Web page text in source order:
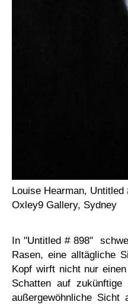
Louise Hearman,
Oxley9 Gallery, Sydney
In "Untitled # 898"
Rasen, eine alltägliche
Kopf wirft nicht nur
Schatten auf zukünftige
außergewöhnliche Sicht